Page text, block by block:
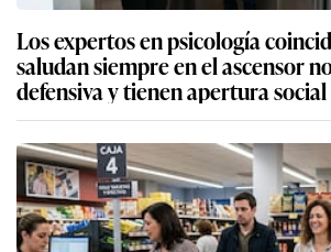
Los expertos en psicología
saludan siempre en el ascensor
defensiva y tienen apertura social